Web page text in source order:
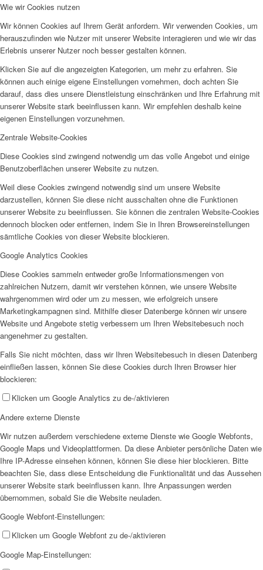
Wie wir Cookies nutzen
Wir können Cookies auf Ihrem Gerät anfordern. Wir verwenden Cookies, um
herauszufinden wie Nutzer mit unserer Website interagieren und wie wir das
Erlebnis unserer Nutzer noch besser gestalten können.
Klicken Sie auf die angezeigten Kategorien, um mehr zu erfahren. Sie
können auch einige eigene Einstellungen vornehmen, doch achten Sie
darauf, dass dies unsere Dienstleistung einschränken und Ihre Erfahrung mit
unserer Website stark beeinflussen kann. Wir empfehlen deshalb keine
eigenen Einstellungen vorzunehmen.
Zentrale Website-Cookies
Diese Cookies sind zwingend notwendig um das volle Angebot und einige
Benutzoberflächen unserer Website zu nutzen.
Weil diese Cookies zwingend notwendig sind um unsere Website
darzustellen, können Sie diese nicht ausschalten ohne die Funktionen
unserer Website zu beeinflussen. Sie können die zentralen Website-Cookies
dennoch blocken oder entfernen, indem Sie in Ihren Browsereinstellungen
sämtliche Cookies von dieser Website blockieren.
Google Analytics Cookies
Diese Cookies sammeln entweder große Informationsmengen von
zahlreichen Nutzern, damit wir verstehen können, wie unsere Website
wahrgenommen wird oder um zu messen, wie erfolgreich unsere
Marketingkampagnen sind. Mithilfe dieser Datenberge können wir unsere
Website und Angebote stetig verbessern um Ihren Websitebesuch noch
angenehmer zu gestalten.
Falls Sie nicht möchten, dass wir Ihren Websitebesuch in diesen Datenberg
einfließen lassen, können Sie diese Cookies durch Ihren Browser hier
blockieren:
Klicken um Google Analytics zu de-/aktivieren
Andere externe Dienste
Wir nutzen außerdem verschiedene externe Dienste wie Google Webfonts,
Google Maps und Videoplattformen. Da diese Anbieter persönliche Daten wie
Ihre IP-Adresse einsehen können, können Sie diese hier blockieren. Bitte
beachten Sie, dass diese Entscheidung die Funktionalität und das Aussehen
unserer Website stark beeinflussen kann. Ihre Anpassungen werden
übernommen, sobald Sie die Website neuladen.
Google Webfont-Einstellungen:
Klicken um Google Webfont zu de-/aktivieren
Google Map-Einstellungen: